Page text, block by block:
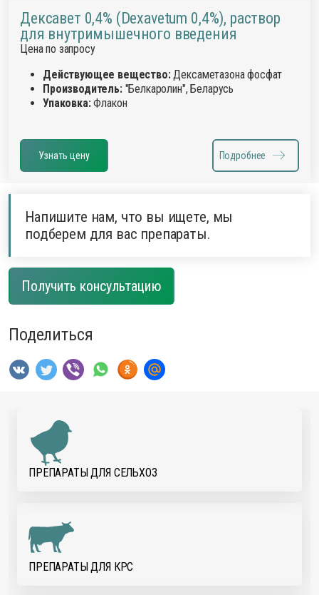
Дексавет 0,4% (Dexavetum 0,4%), раствор
для внутримышечного введения
Цена по запросу
Действующее вещество:Дексаметазона фосфат
Производитель:"Белкаролин", Беларусь
Упаковка:Флакон
Узнать цену Подробнее
Напишите нам, что вы ищете, мы
подберем для вас препараты.
Получить консультацию
Поделиться
ПРЕПАРАТЫ ДЛЯ CЕЛЬХОЗ
ПРЕПАРАТЫ ДЛЯ КРС